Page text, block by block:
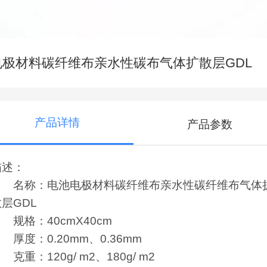
极材料碳纤维布亲水性碳布气体扩散层GDL
产品详情 产品参数
：
称：电池电极材料碳纤维布亲水性碳纤维布气体
GDL
格：40cmX40cm
度：0.20mm、0.36mm
重：120g/ m2、180g/ m2